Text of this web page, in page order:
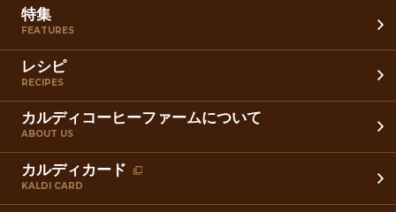
特集
FEATURES
レシピ
RECIPES
カルディコーヒーファームについて
ABOUT US
カルディカード
KALDI CARD